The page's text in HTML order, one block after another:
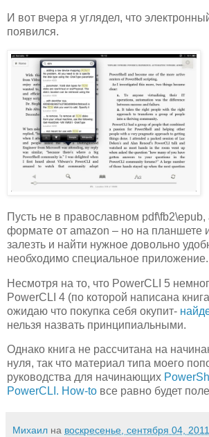
И вот вчера я углядел, что
появился.
Пусть не в православном
формате от amazon – но на планшете
залезть и найти нужное довольно
необходимо специальное приложение.
Несмотря на то, что PowerCLI 5
PowerCLI 4 (по которой написана
ожидаю что покупка себя окупит-
нельзя назвать принципиальными.
Однако книга не рассчитана на
нуля, так что материал типа моего
руководства для начинающих
PowerCLI. How-to все равно будет
Михаил на воскресенье, сентября 04, 2011